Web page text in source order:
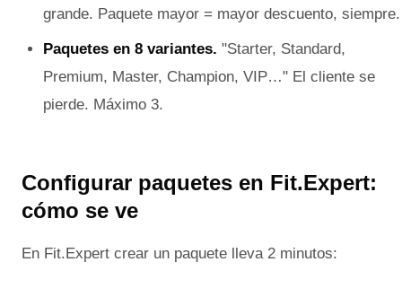
grande. Paquete mayor = mayor descuento, siempre.
Paquetes en 8 variantes. "Starter, Standard,
Premium, Master, Champion, VIP…" El cliente se
pierde. Máximo 3.
Configurar paquetes en Fit.Expert:
cómo se ve
En Fit.Expert crear un paquete lleva 2 minutos: